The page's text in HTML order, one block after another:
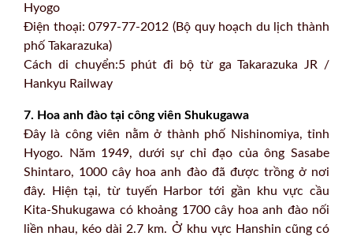
Hyogo
Điện thoại: 0797-77-2012 (Bộ quy hoạch du lịch thành
phố Takarazuka)
Cách di chuyển:5 phút đi bộ từ ga Takarazuka JR /
Hankyu Railway
7. Hoa anh đào tại công viên Shukugawa
Đây là công viên nằm ở thành phố Nishinomiya, tỉnh
Hyogo. Năm 1949, dưới sự chỉ đạo của ông Sasabe
Shintaro, 1000 cây hoa anh đào đã được trồng ở nơi
đây. Hiện tại, từ tuyến Harbor tới gần khu vực cầu
Kita-Shukugawa có khoảng 1700 cây hoa anh đào nối
liền nhau, kéo dài 2.7 km. Ở khu vực Hanshin cũng có